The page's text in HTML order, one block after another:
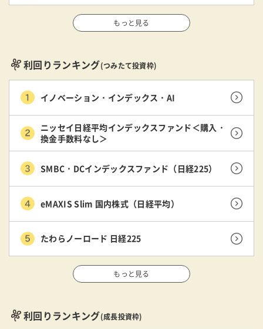
もっと見る
利回りランキング(つみたて投資枠)
イノベーション・インデックス・AI
ニッセイ日経平均インデックスファンド＜購入・
換金手数料なし＞
SMBC・DCインデックスファンド（日経225）
eMAXIS Slim 国内株式（日経平均）
たわらノーロード 日経225
もっと見る
利回りランキング(成長投資枠)